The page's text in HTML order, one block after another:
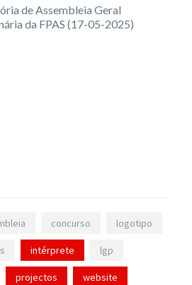
de Assembleia Geral
da FPAS (17-05-2025)
concurso logotipo
intérprete lgp
projectos website